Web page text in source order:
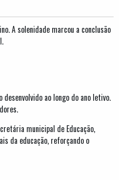
A solenidade marcou a conclusão
ao longo do ano letivo.
municipal de Educação,
da educação, reforçando o